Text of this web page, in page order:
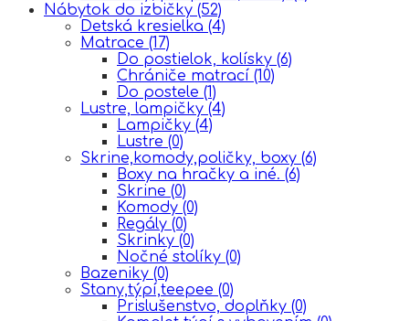
Nábytok do izbičky (52)
Detská kresielka (4)
Matrace (17)
Do postielok, kolísky (6)
Chrániče matrací (10)
Do postele (1)
Lustre, lampičky (4)
Lampičky (4)
Lustre (0)
Skrine,komody,poličky, boxy (6)
Boxy na hračky a iné. (6)
Skrine (0)
Komody (0)
Regály (0)
Skrinky (0)
Nočné stolíky (0)
Bazeniky (0)
Stany,týpí,teepee (0)
Prislušenstvo, doplňky (0)